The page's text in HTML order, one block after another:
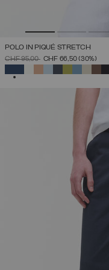
POLO IN PIQUÉ STRETCH
PREZZO RIDOTTO DA
CHF 95,00ACHF 66,50(30%)